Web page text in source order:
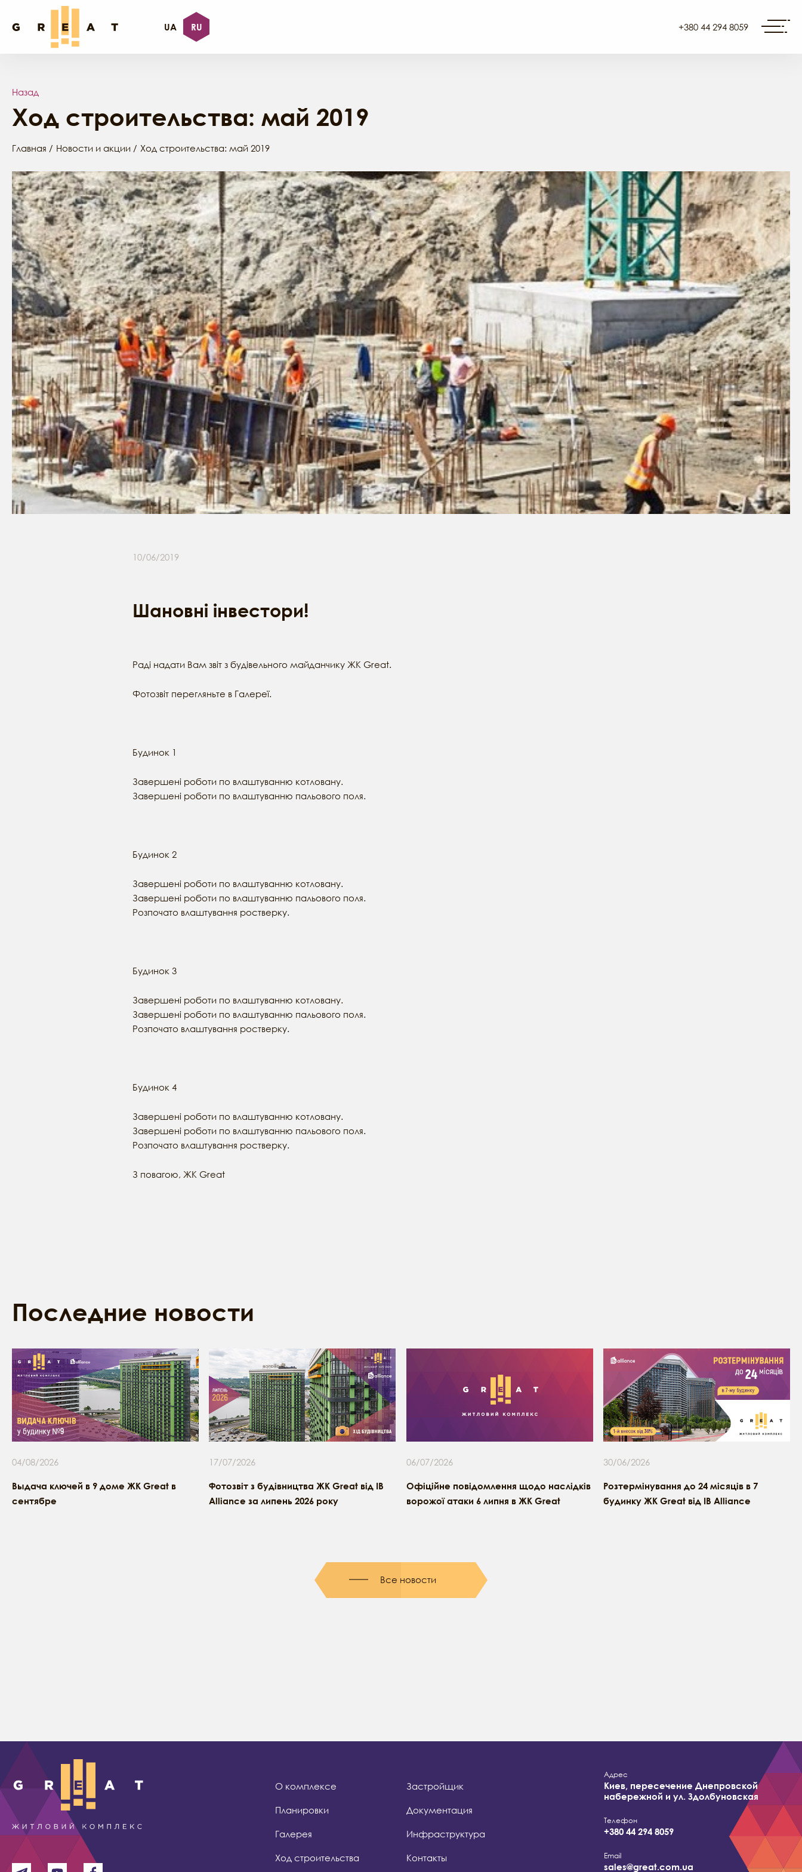
UA RU +380 44 294 8059
Назад
Ход строительства: май 2019
Главная Новости и акции Ход строительства: май 2019
10/06/2019
Шановні інвестори!
Раді надати Вам звіт з будівельного майданчику ЖК Great.
Фотозвіт перегляньте в Галереї.
Будинок 1
Завершені роботи по влаштуванню котловану.
Завершені роботи по влаштуванню пальового поля.
Будинок 2
Завершені роботи по влаштуванню котловану.
Завершені роботи по влаштуванню пальового поля.
Розпочато влаштування ростверку.
Будинок 3
Завершені роботи по влаштуванню котловану.
Завершені роботи по влаштуванню пальового поля.
Розпочато влаштування ростверку.
Будинок 4
Завершені роботи по влаштуванню котловану.
Завершені роботи по влаштуванню пальового поля.
Розпочато влаштування ростверку.
З повагою, ЖК Great
Последние новости
04/08/2026
Выдача ключей в 9 доме ЖК Great в
сентябре
17/07/2026
Фотозвіт з будівництва ЖК Great від IB
Alliance за липень 2026 року
06/07/2026
Офіційне повідомлення щодо наслідків
ворожої атаки 6 липня в ЖК Great
30/06/2026
Розтермінування до 24 місяців в 7
будинку ЖК Great від IB Alliance
Все новости
О комплексе
Планировки
Галерея
Ход строительства
Застройщик
Документация
Инфраструктура
Контакты
Адрес
Киев, пересечение Днепровской
набережной и ул. Здолбуновская
Телефон
+380 44 294 8059
Email
sales@great.com.ua